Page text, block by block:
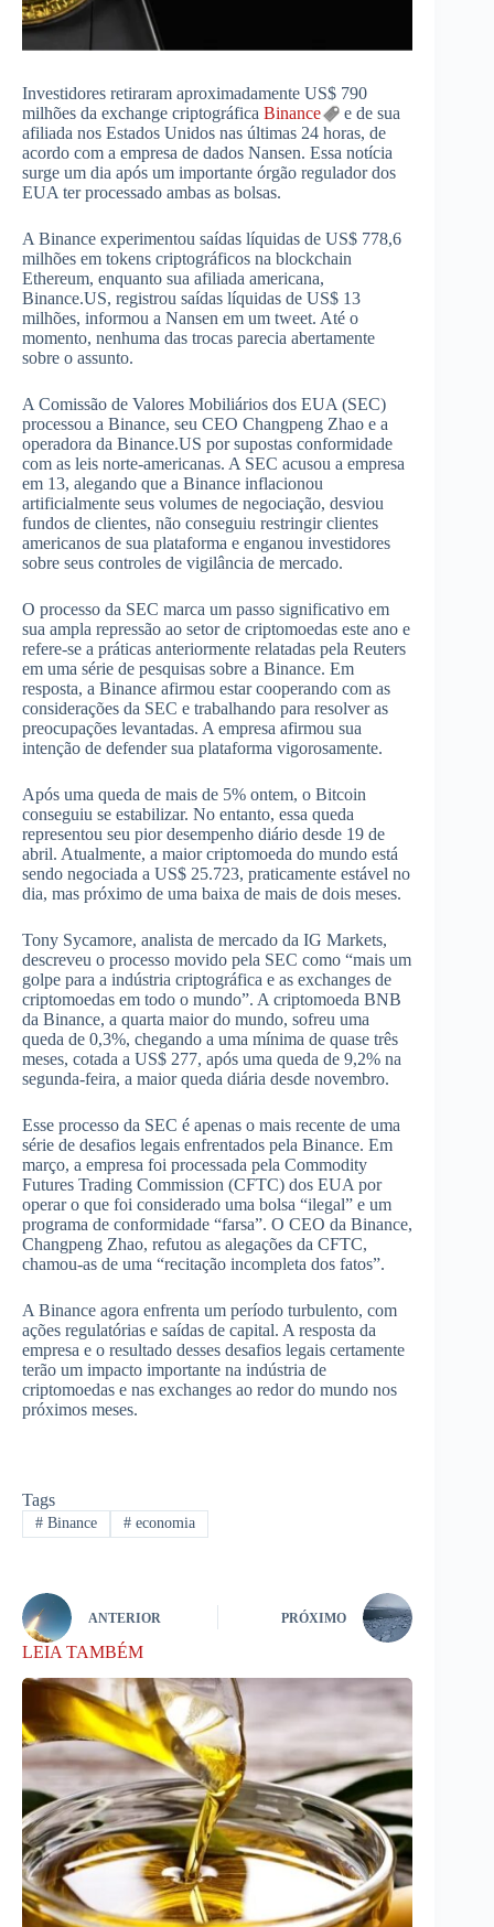
Investidores retiraram aproximadamente US$ 790
milhões da exchange criptográfica Binance
e de sua
afiliada nos Estados Unidos nas últimas 24 horas, de
acordo com a empresa de dados Nansen. Essa notícia
surge um dia após um importante órgão regulador dos
EUA ter processado ambas as bolsas.
A Binance experimentou saídas líquidas de US$ 778,6
milhões em tokens criptográficos na blockchain
Ethereum, enquanto sua afiliada americana,
Binance.US, registrou saídas líquidas de US$ 13
milhões, informou a Nansen em um tweet. Até o
momento, nenhuma das trocas parecia abertamente
sobre o assunto.
A Comissão de Valores Mobiliários dos EUA (SEC)
processou a Binance, seu CEO Changpeng Zhao e a
operadora da Binance.US por supostas conformidade
com as leis norte-americanas. A SEC acusou a empresa
em 13, alegando que a Binance inflacionou
artificialmente seus volumes de negociação, desviou
fundos de clientes, não conseguiu restringir clientes
americanos de sua plataforma e enganou investidores
sobre seus controles de vigilância de mercado.
O processo da SEC marca um passo significativo em
sua ampla repressão ao setor de criptomoedas este ano e
refere-se a práticas anteriormente relatadas pela Reuters
em uma série de pesquisas sobre a Binance. Em
resposta, a Binance afirmou estar cooperando com as
considerações da SEC e trabalhando para resolver as
preocupações levantadas. A empresa afirmou sua
intenção de defender sua plataforma vigorosamente.
Após uma queda de mais de 5% ontem, o Bitcoin
conseguiu se estabilizar. No entanto, essa queda
representou seu pior desempenho diário desde 19 de
abril. Atualmente, a maior criptomoeda do mundo está
sendo negociada a US$ 25.723, praticamente estável no
dia, mas próximo de uma baixa de mais de dois meses.
Tony Sycamore, analista de mercado da IG Markets,
descreveu o processo movido pela SEC como “mais um
golpe para a indústria criptográfica e as exchanges de
criptomoedas em todo o mundo”. A criptomoeda BNB
da Binance, a quarta maior do mundo, sofreu uma
queda de 0,3%, chegando a uma mínima de quase três
meses, cotada a US$ 277, após uma queda de 9,2% na
segunda-feira, a maior queda diária desde novembro.
Esse processo da SEC é apenas o mais recente de uma
série de desafios legais enfrentados pela Binance. Em
março, a empresa foi processada pela Commodity
Futures Trading Commission (CFTC) dos EUA por
operar o que foi considerado uma bolsa “ilegal” e um
programa de conformidade “farsa”. O CEO da Binance,
Changpeng Zhao, refutou as alegações da CFTC,
chamou-as de uma “recitação incompleta dos fatos”.
A Binance agora enfrenta um período turbulento, com
ações regulatórias e saídas de capital. A resposta da
empresa e o resultado desses desafios legais certamente
terão um impacto importante na indústria de
criptomoedas e nas exchanges ao redor do mundo nos
próximos meses.
Tags
#Binance #economia
ANTERIOR PRÓXIMO
LEIA TAMBÉM